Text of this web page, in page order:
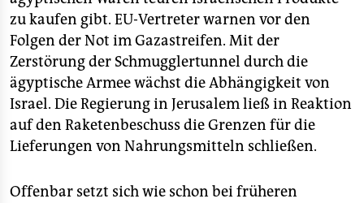
zu kaufen gibt. EU-Vertreter warnen vor den
Folgen der Not im Gazastreifen. Mit der
Zerstörung der Schmugglertunnel durch die
ägyptische Armee wächst die Abhängigkeit von
Israel. Die Regierung in Jerusalem ließ in Reaktion
auf den Raketenbeschuss die Grenzen für die
Lieferungen von Nahrungsmitteln schließen.
Offenbar setzt sich wie schon bei früheren